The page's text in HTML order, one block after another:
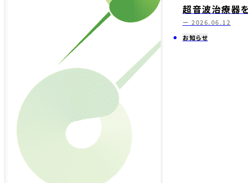
超音波治療器
ー 2026.06.12
お知らせ